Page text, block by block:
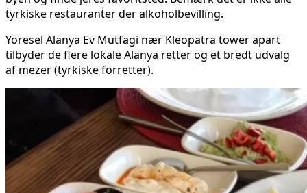
tyrkiske restauranter der alkoholbevilling.
Yöresel Alanya Ev Mutfagi nær Kleopatra tower apart
tilbyder de flere lokale Alanya retter og et bredt udvalg
af mezer (tyrkiske forretter).